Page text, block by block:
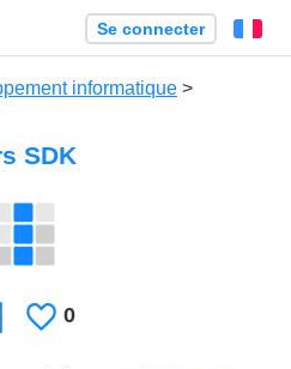
Se connecter
informatique >
SDK
Favori J'aime
0